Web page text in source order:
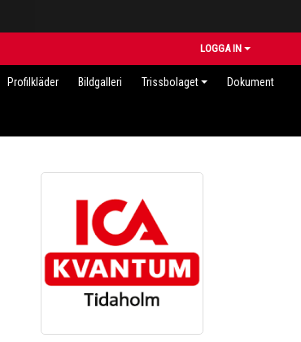
LOGGA IN
Profilkläder Bildgalleri Trissbolaget Dokument